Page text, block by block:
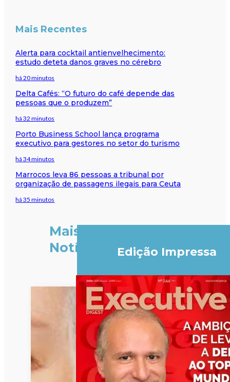
Mais Recentes
Alerta para cocktail antienvelhecimento:
estudo deteta danos graves no cérebro
há 20 minutos
Delta Cafés: “O futuro do café depende das
pessoas que o produzem”
há 32 minutos
Porto Business School lança programa
executivo para gestores no setor do turismo
há 34 minutos
Marrocos leva 86 pessoas a tribunal por
organização de passagens ilegais para Ceuta
há 35 minutos
Mais
Notícias
Edição Impressa